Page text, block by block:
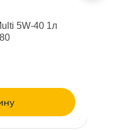
5W-40 1л